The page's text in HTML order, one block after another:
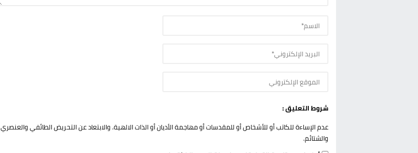
شروط التعليق :
عدم الإساءة للكاتب أو للأشخاص أو للمقدسات أو مهاجمة الأديان أو الذات الالهية. والابتعاد عن التحريض الطائفي والعنصري
والشتائم.